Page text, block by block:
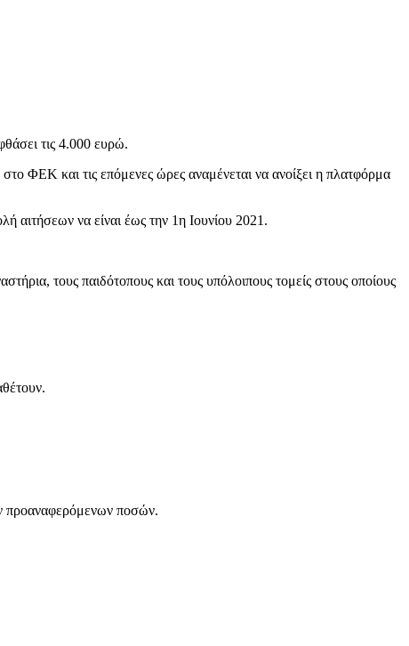
τις 4.000 ευρώ.
ΦΕΚ και τις επόμενες ώρες αναμένεται να ανοίξει η πλατφόρμα
αιτήσεων να είναι έως την 1η Ιουνίου 2021.
τους παιδότοπους και τους υπόλοιπους τομείς στους οποίους
προαναφερόμενων ποσών.